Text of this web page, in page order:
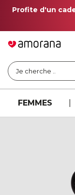
Profite d'un
Je cherche ..
FEMMES